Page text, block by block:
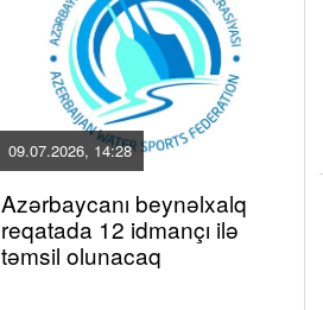
09.07.2026, 14:28
Azərbaycanı beynəlxalq
reqatada 12 idmançı ilə
təmsil olunacaq